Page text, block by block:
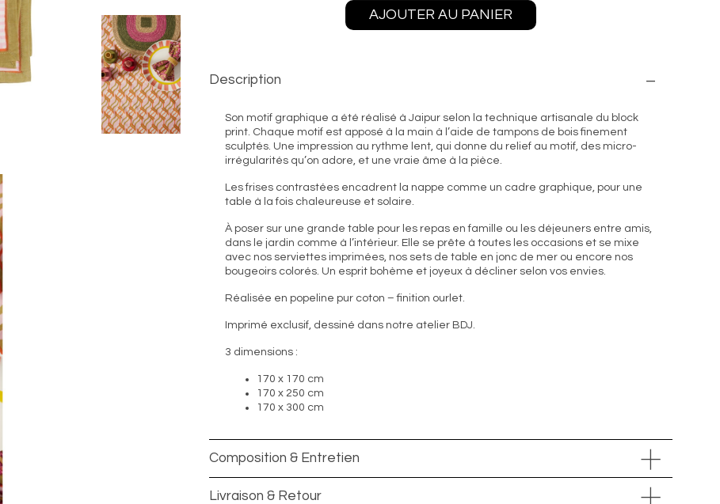
AJOUTER AU PANIER
Description
Son motif graphique a été réalisé à Jaipur selon la technique artisanale du block
print. Chaque motif est apposé à la main à l’aide de tampons de bois finement
sculptés. Une impression au rythme lent, qui donne du relief au motif, des micro-
irrégularités qu’on adore, et une vraie âme à la pièce.
Les frises contrastées encadrent la nappe comme un cadre graphique, pour une
table à la fois chaleureuse et solaire.
À poser sur une grande table pour les repas en famille ou les déjeuners entre amis,
dans le jardin comme à l’intérieur. Elle se prête à toutes les occasions et se mixe
avec nos serviettes imprimées, nos sets de table en jonc de mer ou encore nos
bougeoirs colorés. Un esprit bohème et joyeux à décliner selon vos envies.
Réalisée en popeline pur coton – finition ourlet.
Imprimé exclusif, dessiné dans notre atelier BDJ.
3 dimensions :
170 x 170 cm
170 x 250 cm
170 x 300 cm
Composition & Entretien
Livraison & Retour